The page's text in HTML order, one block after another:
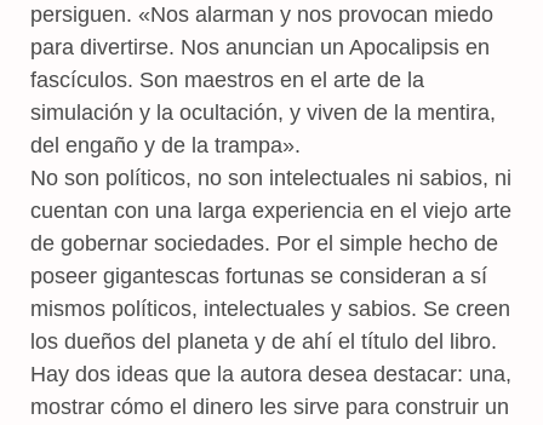
persiguen. «Nos alarman y nos provocan miedo
para divertirse. Nos anuncian un Apocalipsis en
fascículos. Son maestros en el arte de la
simulación y la ocultación, y viven de la mentira,
del engaño y de la trampa».
No son políticos, no son intelectuales ni sabios, ni
cuentan con una larga experiencia en el viejo arte
de gobernar sociedades. Por el simple hecho de
poseer gigantescas fortunas se consideran a sí
mismos políticos, intelectuales y sabios. Se creen
los dueños del planeta y de ahí el título del libro.
Hay dos ideas que la autora desea destacar: una,
mostrar cómo el dinero les sirve para construir un